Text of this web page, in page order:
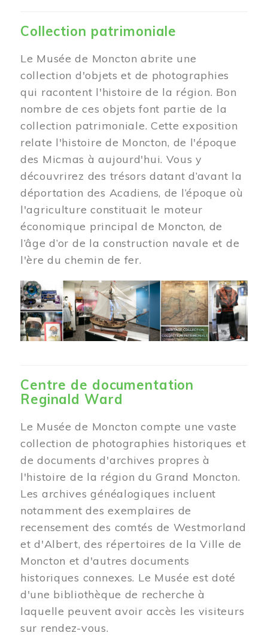
Collection patrimoniale
Le Musée de Moncton abrite une
collection d'objets et de photographies
qui racontent l'histoire de la région. Bon
nombre de ces objets font partie de la
collection patrimoniale. Cette exposition
relate l'histoire de Moncton, de l'époque
des Micmas à aujourd'hui. Vous y
découvrirez des trésors datant d’avant la
déportation des Acadiens, de l’époque où
l'agriculture constituait le moteur
économique principal de Moncton, de
l’âge d’or de la construction navale et de
l'ère du chemin de fer.
Centre de documentation
Reginald Ward
Le Musée de Moncton compte une vaste
collection de photographies historiques et
de documents d'archives propres à
l'histoire de la région du Grand Moncton.
Les archives généalogiques incluent
notamment des exemplaires de
recensement des comtés de Westmorland
et d'Albert, des répertoires de la Ville de
Moncton et d'autres documents
historiques connexes. Le Musée est doté
d'une bibliothèque de recherche à
laquelle peuvent avoir accès les visiteurs
sur rendez-vous.